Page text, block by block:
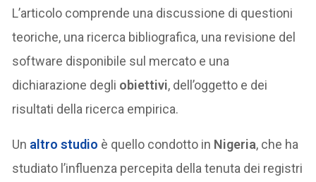
L’articolo comprende una discussione di questioni
teoriche, una ricerca bibliografica, una revisione del
software disponibile sul mercato e una
dichiarazione degli obiettivi, dell’oggetto e dei
risultati della ricerca empirica.
Un altro studio è quello condotto in Nigeria, che ha
studiato l’influenza percepita della tenuta dei registri